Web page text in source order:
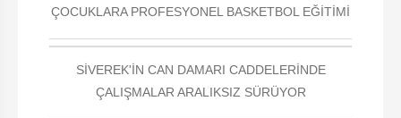
ÇOCUKLARA PROFESYONEL BASKETBOL EĞİTİMİ
SİVEREK'İN CAN DAMARI CADDELERİNDE
ÇALIŞMALAR ARALIKSIZ SÜRÜYOR